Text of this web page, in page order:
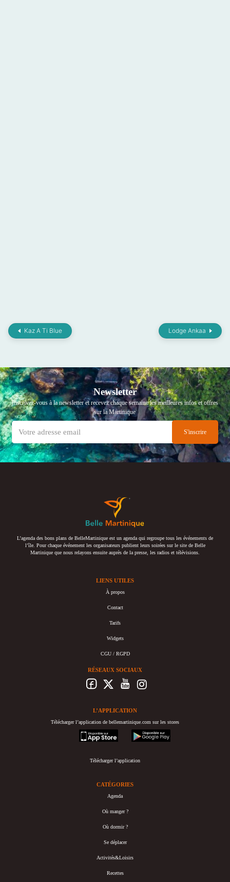
Kaz A Ti Blue Lodge Ankaa
Newsletter
Inscrivez-vous à la newsletter et recevez chaque semaine les meilleures infos et offres
sur la Martinique
L’agenda des bons plans de BelleMartinique est un agenda qui regroupe tous les événements de
l’île. Pour chaque événement les organisateurs publient leurs soirées sur le site de Belle
Martinique que nous relayons ensuite auprès de la presse, les radios et télévisions.
LIENS UTILES
À propos
Contact
Tarifs
Widgets
CGU / RGPD
RÉSEAUX SOCIAUX
L’APPLICATION
Télécharger l’application de bellemartinique.com sur les stores
appstore
googleplay
Télécharger l’application
CATÉGORIES
Agenda
Où manger ?
Où dormir ?
Se déplacer
Activités&Loisirs
Recettes